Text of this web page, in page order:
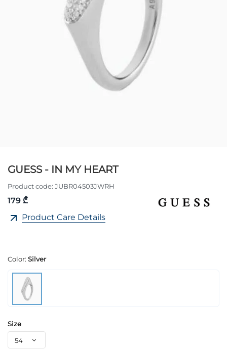
GUESS - IN MY HEART
Product code: JUBR04503JWRH
179 ₾
Product Care Details
Color: Silver
Size